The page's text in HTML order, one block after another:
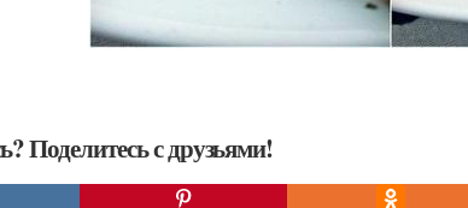
Поделитесь с друзьями!